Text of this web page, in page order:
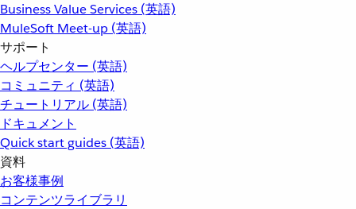
Business Value Services (英語)
MuleSoft Meet-up (英語)
サポート
ヘルプセンター (英語)
コミュニティ (英語)
チュートリアル (英語)
ドキュメント
Quick start guides (英語)
資料
お客様事例
コンテンツライブラリ